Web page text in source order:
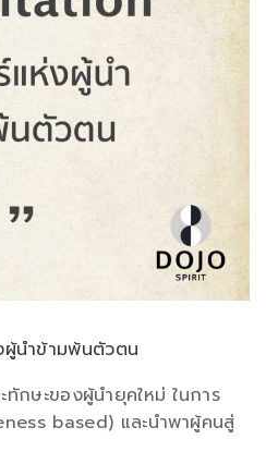
ผู้นำข้ามพ้นตัวตน
กษะของผู้นำยุคใหม่ ในการ
based) และนำพาผู้คนสู่